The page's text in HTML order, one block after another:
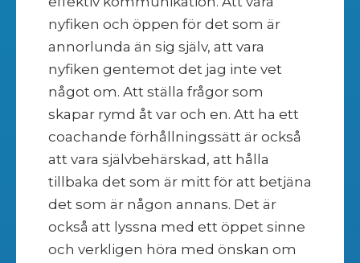
nyfiken och öppen för det som är
annorlunda än sig själv, att vara
nyfiken gentemot det jag inte vet
något om. Att ställa frågor som
skapar rymd åt var och en. Att ha ett
coachande förhållningssätt är också
att vara självbehärskad, att hålla
tillbaka det som är mitt för att betjäna
det som är någon annans. Det är
också att lyssna med ett öppet sinne
och verkligen höra med önskan om